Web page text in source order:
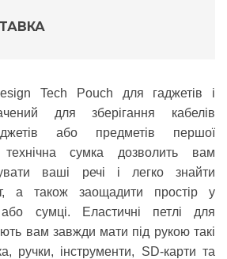
Tech Pouch для гаджетів і
для зберігання кабелів
або предметів першої
технічна сумка дозволить вам
ваші речі і легко знайти
а також заощадити простір у
сумці. Еластичні петлі для
вам завжди мати під рукою такі
ручки, інструменти, SD-карти та